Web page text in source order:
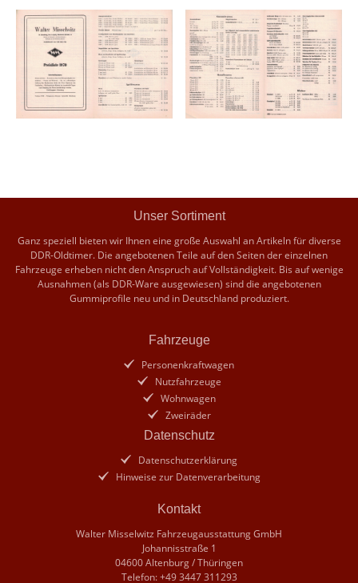
Unser Sortiment
Ganz speziell bieten wir Ihnen eine große Auswahl an Artikeln für diverse
DDR-Oldtimer. Die angebotenen Teile auf den Seiten der einzelnen
Fahrzeuge erheben nicht den Anspruch auf Vollständigkeit. Bis auf wenige
Ausnahmen (als DDR-Ware ausgewiesen) sind die angebotenen
Gummiprofile neu und in Deutschland produziert.
Fahrzeuge
Personenkraftwagen
Nutzfahrzeuge
Wohnwagen
Zweiräder
Datenschutz
Datenschutzerklärung
Hinweise zur Datenverarbeitung
Kontakt
Walter Misselwitz Fahrzeugausstattung GmbH
Johannisstraße 1
04600 Altenburg / Thüringen
Telefon: +49 3447 311293